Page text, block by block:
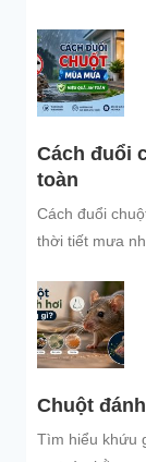
bảo vệ không
Cách đuổi
toàn
Cách đuổi
thời tiết mưa
Chuột
Tìm hiểu khứu